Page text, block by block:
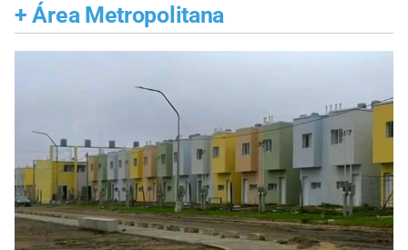
+ Área Metropolitana